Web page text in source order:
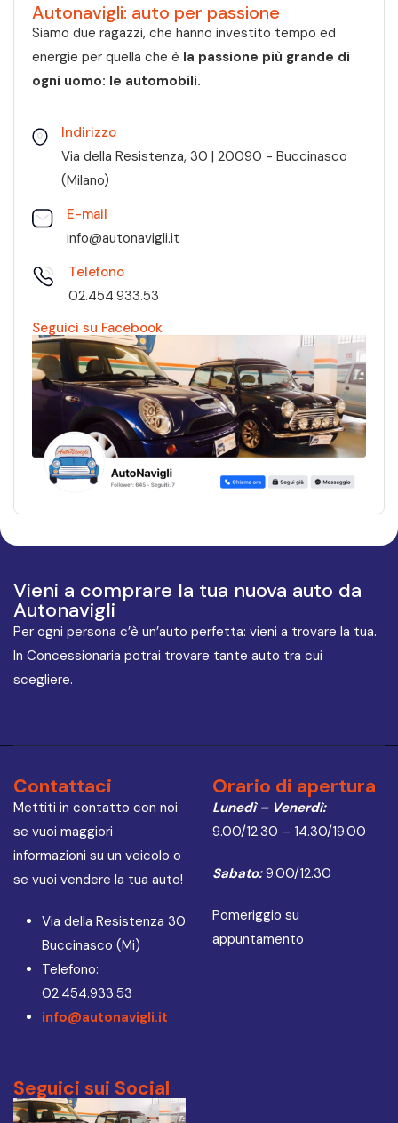
Autonavigli: auto per passione
Siamo due ragazzi, che hanno investito tempo ed
energie per quella che è la passione più grande di
ogni uomo: le automobili.
Indirizzo
Via della Resistenza, 30 | 20090 - Buccinasco
(Milano)
E-mail
info@autonavigli.it
Telefono
02.454.933.53
Seguici su Facebook
Vieni a comprare la tua nuova auto da
Autonavigli
Per ogni persona c’è un’auto perfetta: vieni a trovare la tua.
In Concessionaria potrai trovare tante auto tra cui
scegliere.
Contattaci
Mettiti in contatto con noi
se vuoi maggiori
informazioni su un veicolo o
se vuoi vendere la tua auto!
Via della Resistenza 30
Buccinasco (Mi)
Telefono:
02.454.933.53
info@autonavigli.it
Orario di apertura
Lunedì – Venerdì:
9.00/12.30 – 14.30/19.00
Sabato:9.00/12.30
Pomeriggio su
appuntamento
Seguici sui Social